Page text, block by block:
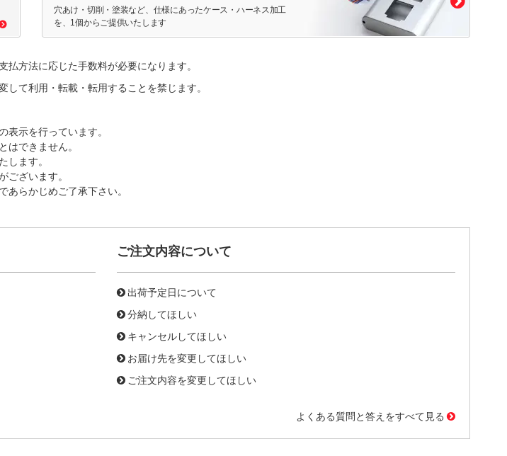
穴あけ・切削・塗装など、仕様にあったケース・ハーネス加工
を、1個からご提供いたします
方法に応じた手数料が必要になります。
て利用・転載・転用することを禁じます。
示を行っています。
はできません。
します。
ございます。
らかじめご了承下さい。
ご注文内容について
出荷予定日について
分納してほしい
キャンセルしてほしい
お届け先を変更してほしい
ご注文内容を変更してほしい
よくある質問と答えをすべて見る